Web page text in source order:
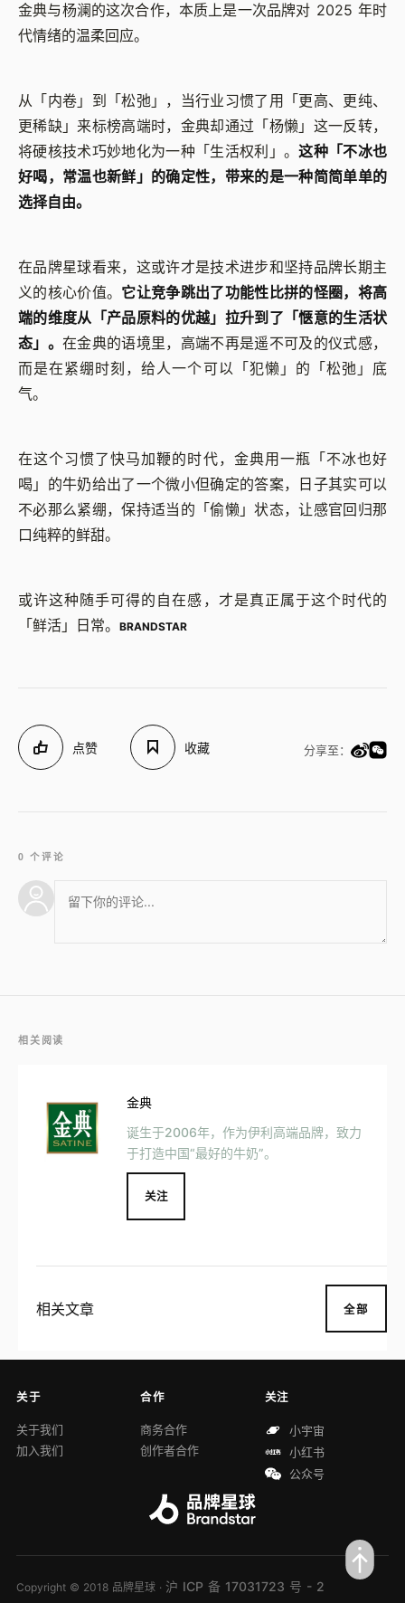
金典与杨澜的这次合作，本质上是一次品牌对 2025 年时
代情绪的温柔回应。
从「内卷」到「松弛」，当行业习惯了用「更高、更纯、
更稀缺」来标榜高端时，金典却通过「杨懒」这一反转，
将硬核技术巧妙地化为一种「生活权利」。这种「不冰也
好喝，常温也新鲜」的确定性，带来的是一种简简单单的
选择自由。
在品牌星球看来，这或许才是技术进步和坚持品牌长期主
义的核心价值。 它让竞争跳出了功能性比拼的怪圈，将高
端的维度从「产品原料的优越」拉升到了「惬意的生活状
态」。 在金典的语境里，高端不再是遥不可及的仪式感，
而是在紧绷时刻，给人一个可以「犯懒」的「松弛」底
气。
在这个习惯了快马加鞭的时代，金典用一瓶「不冰也好
喝」的牛奶给出了一个微小但确定的答案，日子其实可以
不必那么紧绷，保持适当的「偷懒」状态，让感官回归那
口纯粹的鲜甜。
或许这种随手可得的自在感，才是真正属于这个时代的
「鲜活」日常。
BRANDSTAR
点赞 收藏 分享至：
0 个评论
相关阅读
金典
诞生于2006年，作为伊利高端品牌，致力
于打造中国“最好的牛奶”。
关注
相关文章 全部
关于
关于我们
加入我们
合作
商务合作
创作者合作
关注
小宇宙
小红书
公众号
Copyright © 2018 品牌星球 · 沪 ICP 备 17031723 号 - 2